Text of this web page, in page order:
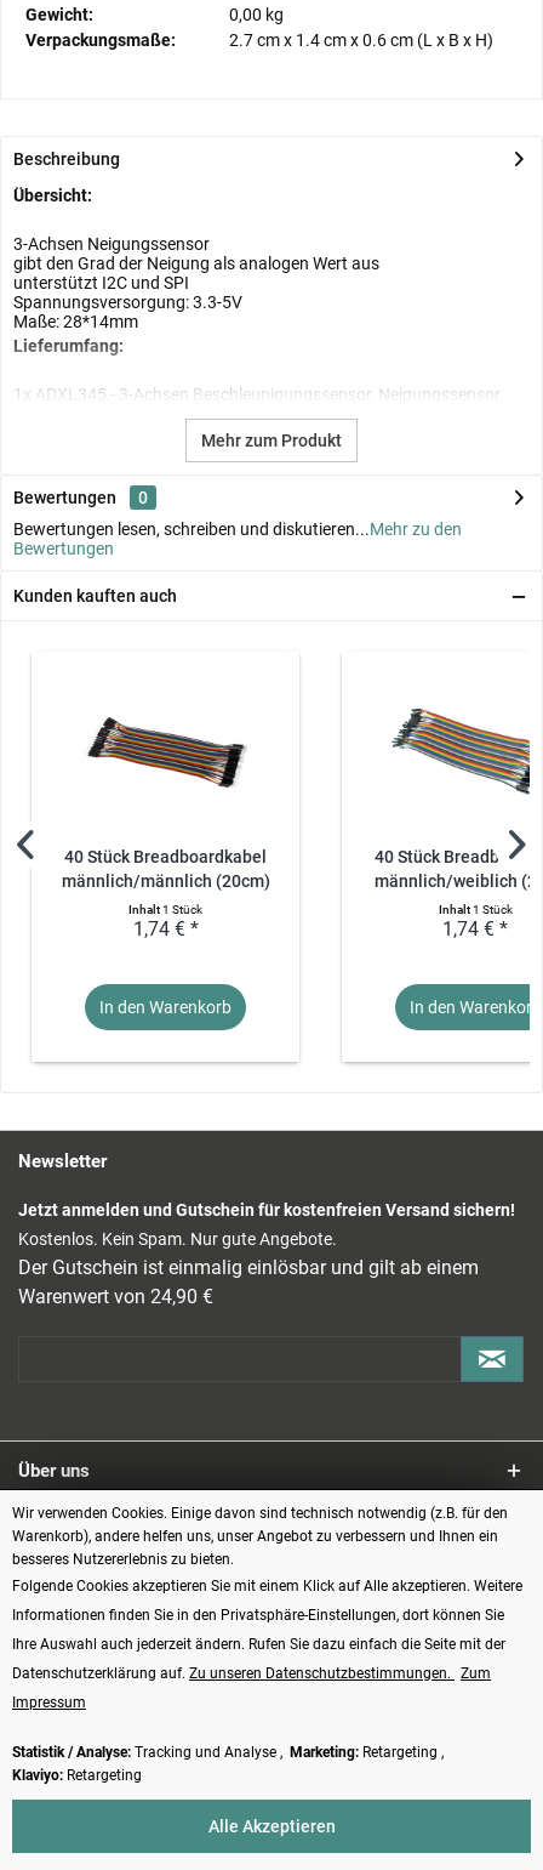
Gewicht:
0,00 kg
Verpackungsmaße:
2.7 cmx 1.4 cmx0.6 cm (L x B x H)
Beschreibung
Übersicht:
3-Achsen Neigungssensor
gibt den Grad der Neigung als analogen Wert aus
unterstützt I2C und SPI
Spannungsversorgung: 3.3-5V
Maße: 28*14mm
Lieferumfang:
1x ADXL345 - 3-Achsen Beschleunigungssensor, Neigungssensor
Mehr zum Produkt
Bewertungen
0
Bewertungen lesen, schreiben und diskutieren...Mehr zu den
Bewertungen
Kunden kauften auch
40 Stück Breadboardkabel
männlich/männlich (20cm)
Inhalt1 Stück
1,74 € *
In den Warenkorb
40 Stück
männlich/weiblich
Inhalt1 Stück
1,74 € *
In den Warenkorb
Newsletter
Jetzt anmelden und Gutschein für kostenfreien Versand sichern!
Kostenlos. Kein Spam. Nur gute Angebote.
Der Gutschein ist einmalig einlösbar und gilt ab einem
Warenwert von 24,90 €
Über uns
Service
Informationen
Zahlungsarten
Vertrag widerrufen
Wir verwenden Cookies. Einige davon sind technisch notwendig (z.B. für den
Warenkorb), andere helfen uns, unser Angebot zu verbessern und Ihnen ein
besseres Nutzererlebnis zu bieten.
Folgende Cookies akzeptieren Sie mit einem Klick auf Alle akzeptieren. Weitere
Informationen finden Sie in den Privatsphäre-Einstellungen, dort können Sie
Ihre Auswahl auch jederzeit ändern. Rufen Sie dazu einfach die Seite mit der
Datenschutzerklärung auf. Zu unseren Datenschutzbestimmungen.
Zum
Impressum
Statistik / Analyse: Tracking und Analyse , Marketing: Retargeting ,
Klaviyo: Retargeting
Alle Akzeptieren